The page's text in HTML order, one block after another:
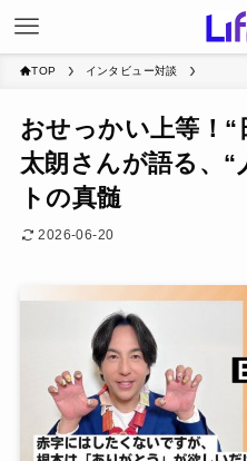
TOP インタビュー対談
おせっかい上等！“
太朗さんが語る、“
トの真髄
2026-06-20